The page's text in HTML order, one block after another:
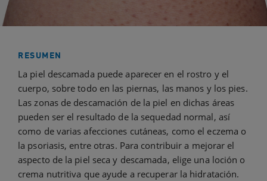
RESUMEN
La piel descamada puede aparecer en el rostro y el
cuerpo, sobre todo en las piernas, las manos y los pies.
Las zonas de descamación de la piel en dichas áreas
pueden ser el resultado de la sequedad normal, así
como de varias afecciones cutáneas, como el eczema o
la psoriasis, entre otras. Para contribuir a mejorar el
aspecto de la piel seca y descamada, elige una loción o
crema nutritiva que ayude a recuperar la hidratación.